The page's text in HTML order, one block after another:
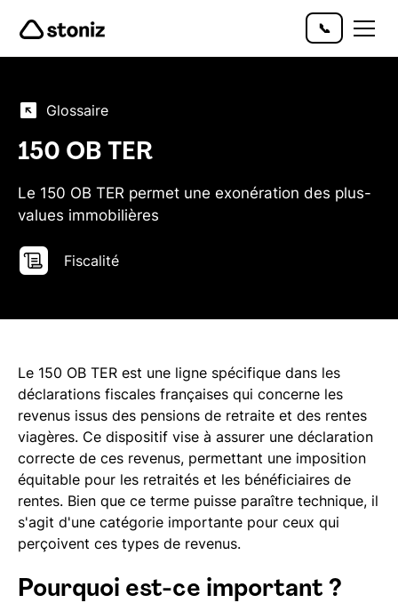
📞
Glossaire
150 OB TER
Le 150 OB TER permet une exonération des plus-
values immobilières
Fiscalité
Le 150 OB TER est une ligne spécifique dans les
déclarations fiscales françaises qui concerne les
revenus issus des pensions de retraite et des rentes
viagères. Ce dispositif vise à assurer une déclaration
correcte de ces revenus, permettant une imposition
équitable pour les retraités et les bénéficiaires de
rentes. Bien que ce terme puisse paraître technique, il
s'agit d'une catégorie importante pour ceux qui
perçoivent ces types de revenus.
Pourquoi est-ce important ?